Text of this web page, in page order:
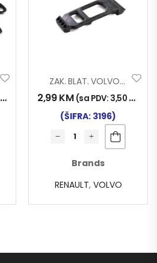
KM
ZAK. BLAT. VOLVO-RENAULT 005
2,99KM (sa PDV: 3,50 KM
(ŠIFRA: 3196)
Brands
RENAULT, VOLVO